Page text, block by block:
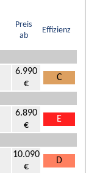
Preis
ab
Effizienz
6.990
€
C
6.890
€
E
10.090
€
D